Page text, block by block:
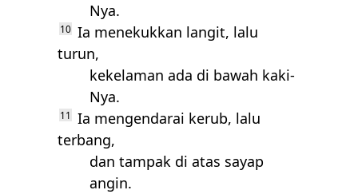
Nya.
10 Ia menekukkan langit, lalu
turun,
kekelaman ada di bawah kaki-
Nya.
11
Ia mengendarai kerub, lalu
terbang,
dan tampak di atas sayap
angin.